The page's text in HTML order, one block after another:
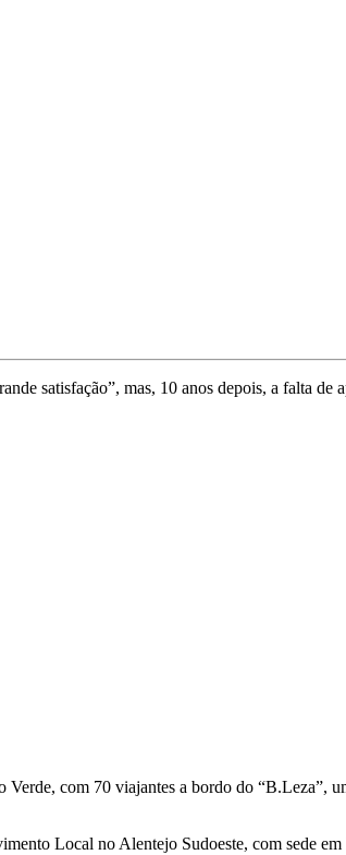
satisfação”, mas, 10 anos depois, a falta de
com 70 viajantes a bordo do “B.Leza”,
Local no Alentejo Sudoeste, com sede